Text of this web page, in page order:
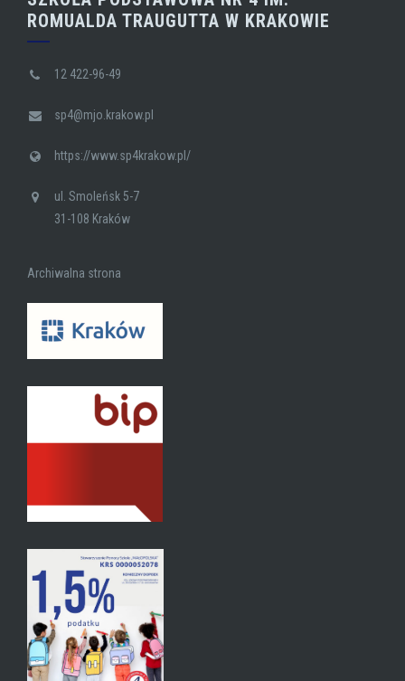
ROMUALDA TRAUGUTTA W KRAKOWIE
12 422-96-49
sp4@mjo.krakow.pl
https://www.sp4krakow.pl/
ul. Smoleńsk 5-7
31-108 Kraków
Archiwalna strona